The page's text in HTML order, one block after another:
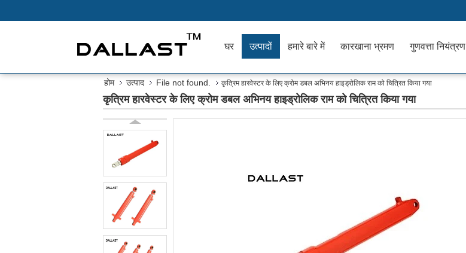
घर उत्पादों हमारे बारे में कारखाना भ्रमण गुणवत्ता नियंत्रण
होम उत्पाद File not found. कृत्रिम हारवेस्टर के लिए क्रोम डबल अभिनय हाइड्रोलिक राम को चित्रित किया गया
कृत्रिम हारवेस्टर के लिए क्रोम डबल अभिनय हाइड्रोलिक राम को चित्रित किया गया